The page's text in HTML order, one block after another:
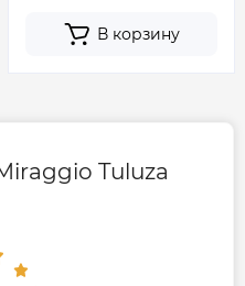
В корзину
Tuluza